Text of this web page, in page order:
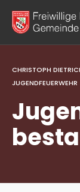
CHRISTOPH
JUGENDFEUERWEHR